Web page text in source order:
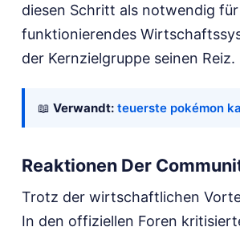
diesen Schritt als notwendig
funktionierendes
der Kernzielgruppe seinen Reiz.
📖 Verwandt: teuerste pokémon
Reaktionen Der
Trotz der wirtschaftlichen
In den offiziellen Foren